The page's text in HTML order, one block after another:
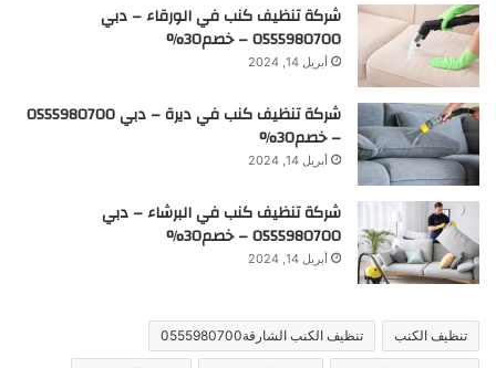
شركة تنظيف كنب في الورقاء – دبي
0555980700 – خصم30%
أبريل 14, 2024
شركة تنظيف كنب في ديرة – دبي 0555980700
– خصم30%
أبريل 14, 2024
شركة تنظيف كنب في البرشاء – دبي
0555980700 – خصم30%
أبريل 14, 2024
تنظيف الكنب تنظيف الكنب الشارقة0555980700